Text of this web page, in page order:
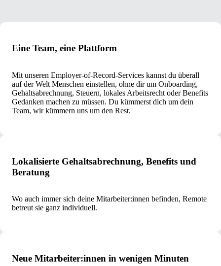
Eine Team, eine Plattform
Mit unseren Employer-of-Record-Services kannst du überall
auf der Welt Menschen einstellen, ohne dir um Onboarding,
Gehaltsabrechnung, Steuern, lokales Arbeitsrecht oder Benefits
Gedanken machen zu müssen. Du kümmerst dich um dein
Team, wir kümmern uns um den Rest.
Lokalisierte Gehaltsabrechnung, Benefits und
Beratung
Wo auch immer sich deine Mitarbeiter:innen befinden, Remote
betreut sie ganz individuell.
Neue Mitarbeiter:innen in wenigen Minuten